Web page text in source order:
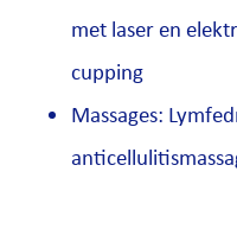
met laser en
cupping
Massages: